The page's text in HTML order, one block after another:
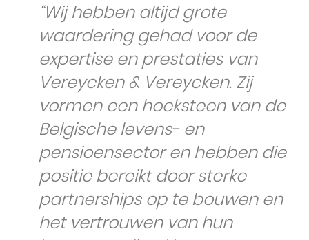
“Wij hebben altijd grote
waardering gehad voor de
expertise en prestaties van
Vereycken & Vereycken. Zij
vormen een hoeksteen van de
Belgische levens- en
pensioensector en hebben die
positie bereikt door sterke
partnerships op te bouwen en
het vertrouwen van hun